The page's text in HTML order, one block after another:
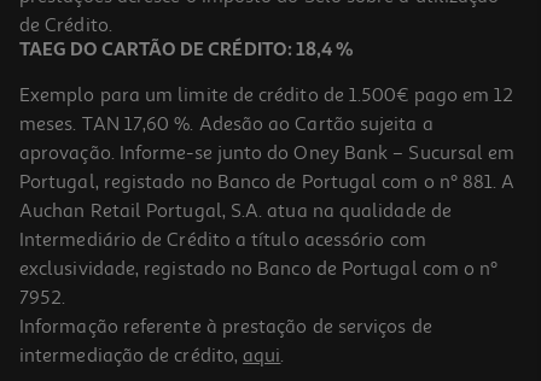
1.189,99 €
Forno Multifunções Bosch Hba574es3 Pirolitico A+ 71l 3600w
de Crédito.
TAEG DO CARTÃO DE CRÉDITO: 18,4 %
Exemplo para um limite de crédito de 1.500€ pago em 12
meses. TAN 17,60 %. Adesão ao Cartão sujeita a
aprovação. Informe-se junto do Oney Bank – Sucursal em
Portugal, registado no Banco de Portugal com o nº 881. A
Auchan Retail Portugal, S.A. atua na qualidade de
Intermediário de Crédito a título acessório com
exclusividade, registado no Banco de Portugal com o nº
7952.
Informação referente à prestação de serviços de
intermediação de crédito, aqui.